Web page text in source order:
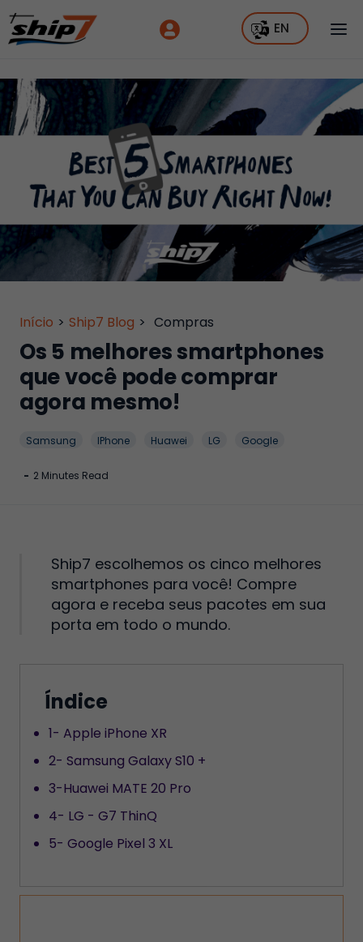
EN
Início > Ship7 Blog > Compras
Os 5 melhores smartphones
que você pode comprar
agora mesmo!
Samsung IPhone Huawei LG Google
- 2 Minutes Read
Ship7 escolhemos os cinco melhores
smartphones para você! Compre
agora e receba seus pacotes em sua
porta em todo o mundo.
Índice
1- Apple iPhone XR
2- Samsung Galaxy S10 +
3-Huawei MATE 20 Pro
4- LG - G7 ThinQ
5- Google Pixel 3 XL